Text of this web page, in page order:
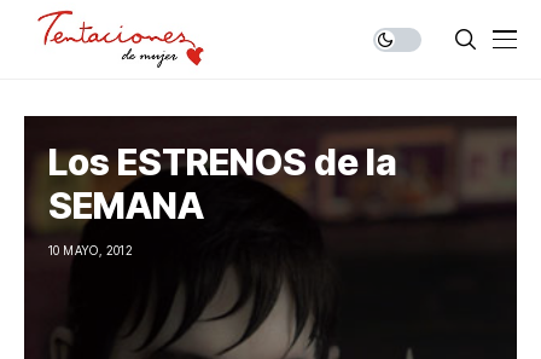
Los ESTRENOS de la
SEMANA
10 MAYO, 2012